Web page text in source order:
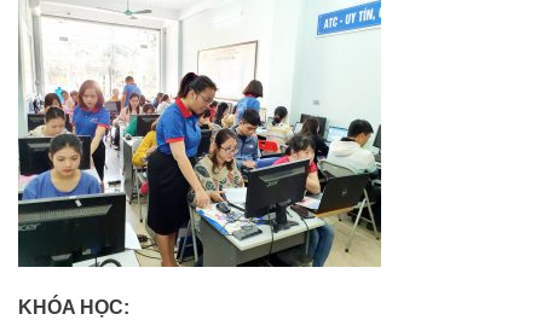
KHÓA HỌC: